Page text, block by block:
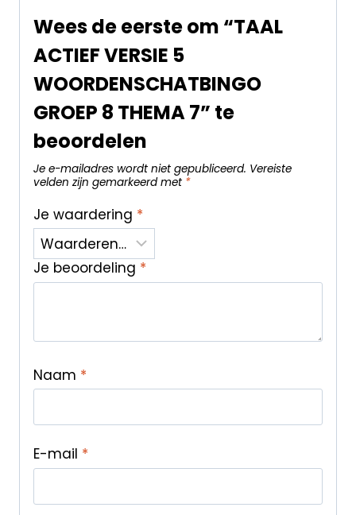
Wees de eerste om “TAAL
ACTIEF VERSIE 5
WOORDENSCHATBINGO
GROEP 8 THEMA 7” te
beoordelen
Je e-mailadres wordt niet gepubliceerd. Vereiste
velden zijn gemarkeerd met *
Je waardering *
Je beoordeling *
Naam *
E-mail *